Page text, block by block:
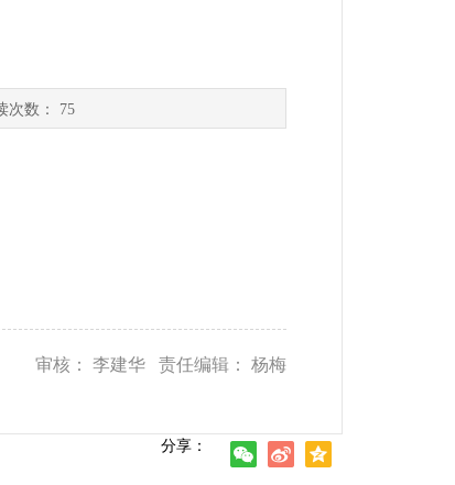
数： 75
审核： 李建华 责任编辑： 杨梅
分享：